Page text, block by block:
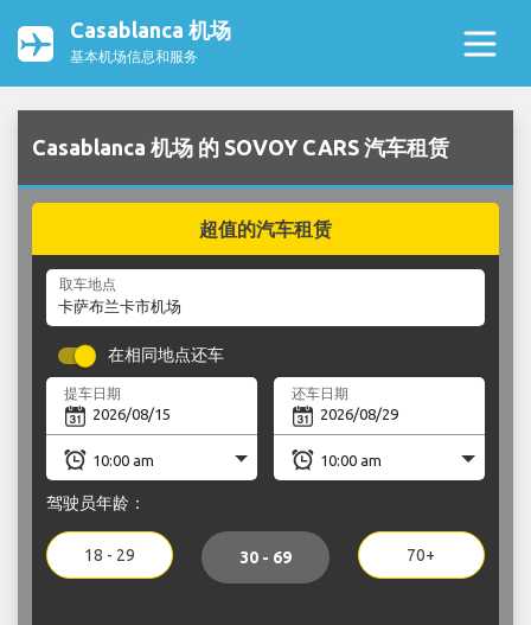
Casablanca 机场
基本机场信息和服务
Casablanca 机场 的 SOVOY CARS 汽车租赁
超值的汽车租赁
取车地点
在相同地点还车
提车日期 还车日期
驾驶员年龄：
18 - 29 30 - 69 70+